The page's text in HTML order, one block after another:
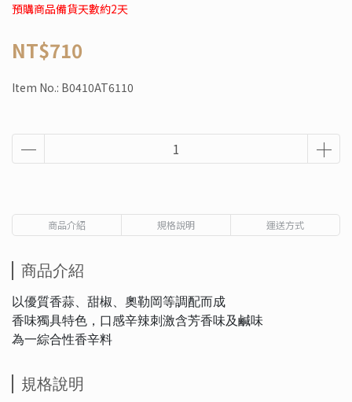
預購商品備貨天數約2天
NT$710
Item No.: B0410AT6110
商品介紹 規格說明 運送方式
商品介紹
以優質香蒜、甜椒、奧勒岡等調配而成
香味獨具特色，口感辛辣刺激含芳香味及鹹味
為一綜合性香辛料
規格說明